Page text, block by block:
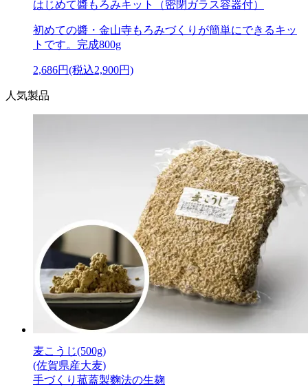
はじめて醬もろみキット（密閉ガラス容器付）
初めての醬・金山寺もろみづくりが簡単にできるキッ
トです。完成800g
2,686円(税込2,900円)
人気製品
麦こうじ(500g)
(佐賀県産大麦)
手づくり菰蓋製麴法の生麹